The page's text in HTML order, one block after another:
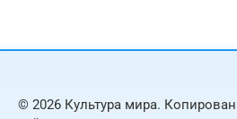
© 2026 Культура мира.